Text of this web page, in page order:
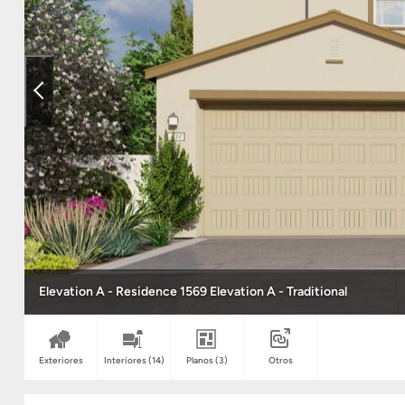
Elevation A - Residence 1569 Elevation A - Traditional
Exteriores Interiores(14) Planos(3) Otros